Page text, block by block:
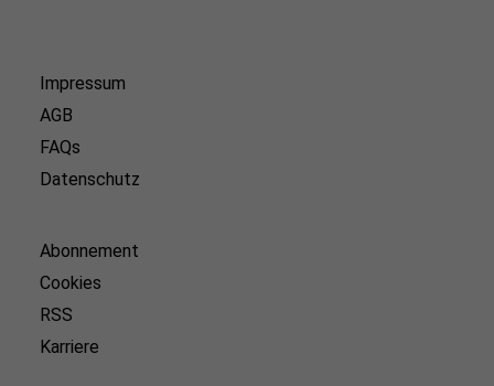
Impressum
AGB
FAQs
Datenschutz
Abonnement
Cookies
RSS
Karriere